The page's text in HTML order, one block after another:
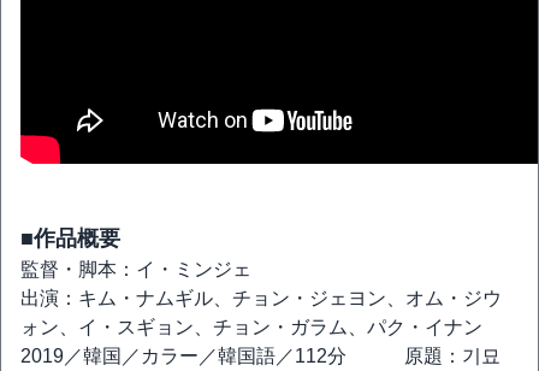
■作品概要
監督・脚本：イ・ミンジェ
出演：キム・ナムギル、チョン・ジェヨン、オム・ジウ
ォン、イ・スギョン、チョン・ガラム、パク・イナン
2019／韓国／カラー／韓国語／112分 原題：기묘